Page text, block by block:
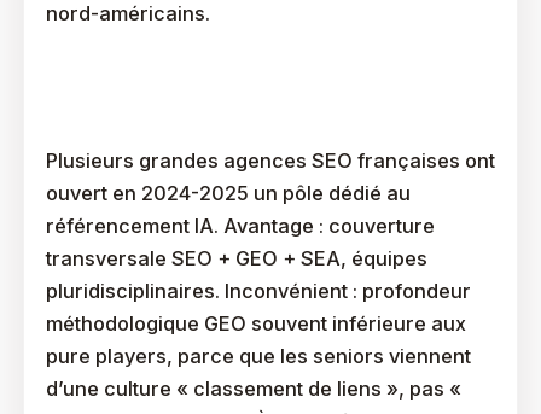
nord-américains.
Plusieurs grandes agences SEO françaises ont
ouvert en 2024-2025 un pôle dédié au
référencement IA. Avantage : couverture
transversale SEO + GEO + SEA, équipes
pluridisciplinaires. Inconvénient : profondeur
méthodologique GEO souvent inférieure aux
pure players, parce que les seniors viennent
d’une culture « classement de liens », pas «